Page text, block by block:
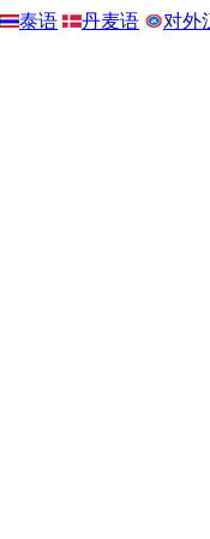
泰语 丹麦语
对外